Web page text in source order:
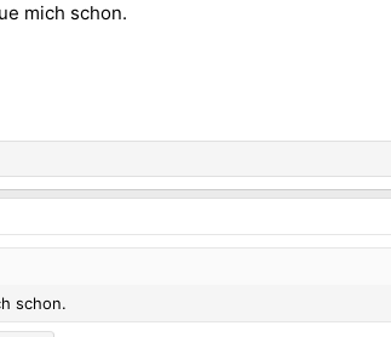
mich schon.
schon.